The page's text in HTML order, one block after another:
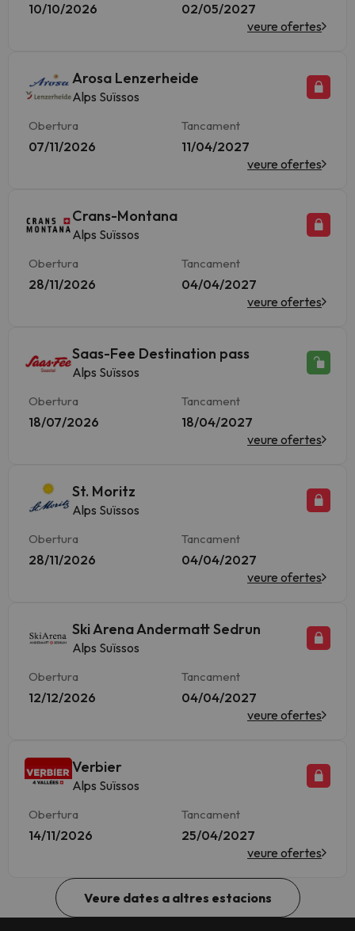
10/10/2026
02/05/2027
veure ofertes
Arosa Lenzerheide
Alps Suïssos
Obertura
07/11/2026
Tancament
11/04/2027
veure ofertes
Crans-Montana
Alps Suïssos
Obertura
28/11/2026
Tancament
04/04/2027
veure ofertes
Saas-Fee Destination pass
Alps Suïssos
Obertura
18/07/2026
Tancament
18/04/2027
veure ofertes
St. Moritz
Alps Suïssos
Obertura
28/11/2026
Tancament
04/04/2027
veure ofertes
Ski Arena Andermatt Sedrun
Alps Suïssos
Obertura
12/12/2026
Tancament
04/04/2027
veure ofertes
Verbier
Alps Suïssos
Obertura
14/11/2026
Tancament
25/04/2027
veure ofertes
Veure dates a altres estacions